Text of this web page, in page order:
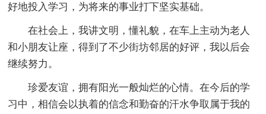
好地投入学习，为将来的事业打下坚实基础。
在社会上，我讲文明，懂礼貌，在车上主动为老人
和小朋友让座，得到了不少街坊邻居的好评，我以后会
继续努力。
珍爱友谊，拥有阳光一般灿烂的心情。在今后的学
习中，相信会以执着的信念和勤奋的汗水争取属于我的